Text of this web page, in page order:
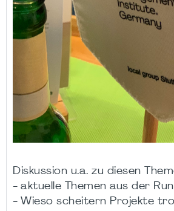
Diskussion u.a. zu diesen
- aktuelle Themen aus der
- Wieso scheitern Projekte